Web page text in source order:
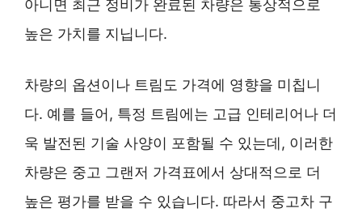
아니면 최근 정비가 완료된 차량은 통상적으로
높은 가치를 지닙니다.
차량의 옵션이나 트림도 가격에 영향을 미칩니
다. 예를 들어, 특정 트림에는 고급 인테리어나 더
욱 발전된 기술 사양이 포함될 수 있는데, 이러한
차량은 중고 그랜저 가격표에서 상대적으로 더
높은 평가를 받을 수 있습니다. 따라서 중고차 구